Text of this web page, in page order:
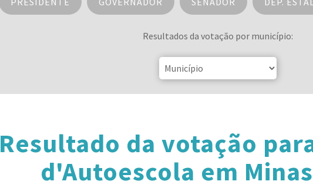
Resultados da votação por município:
Resultado da votação
d'Autoescola em